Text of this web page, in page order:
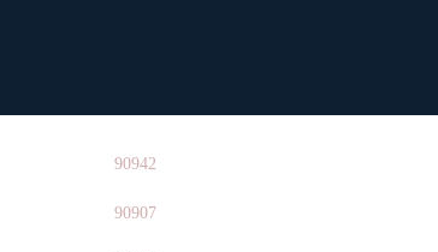
90942
90907